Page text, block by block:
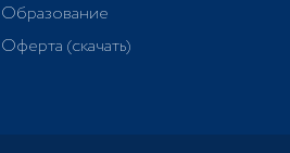
Образование
Оферта (скачать)